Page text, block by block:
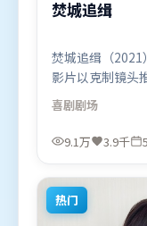
焚城追缉
焚城追缉（2021
影片以克制镜头
最后一刻才揭开
配乐与画面情绪
拓哉、河正宇，
线，适合喜欢喜
喜剧剧场
9.1万 3.9千
热门